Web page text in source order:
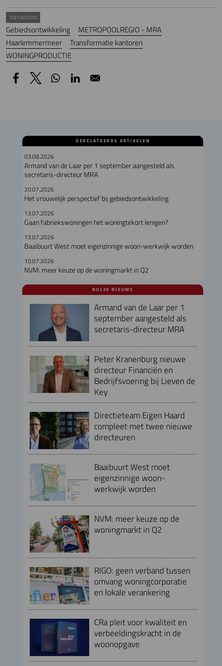
TREFWOORD
Gebiedsontwikkeling
METROPOOLREGIO - MRA
Haarlemmermeer
Transformatie kantoren
WONINGPRODUCTIE
GERELATEERDE ARTIKELEN
03.08.2026
Armand van de Laar per 1 september aangesteld als
secretaris-directeur MRA
20.07.2026
Het vrouwelijk perspectief bij gebiedsontwikkeling
13.07.2026
Gaan fabriekswoningen het woningtekort lenigen?
13.07.2026
Baaibuurt West moet eigenzinnige woon-werkwijk worden
10.07.2026
NVM: meer keuze op de woningmarkt in Q2
NUL20 NIEUWS
Armand van de Laar per 1
september aangesteld als
secretaris-directeur MRA
Peter Kranenburg nieuwe
directeur Financiën en
Bedrijfsvoering bij Lieven de
Key
Directieteam Eigen Haard
compleet met twee nieuwe
directeuren
Baaibuurt West moet
eigenzinnige woon-
werkwijk worden
NVM: meer keuze op de
woningmarkt in Q2
RIGO: geen verband tussen
omvang woningcorporatie
en lokale verankering
CRa pleit voor kwaliteit en
verbeeldingskracht in de
woonopgave